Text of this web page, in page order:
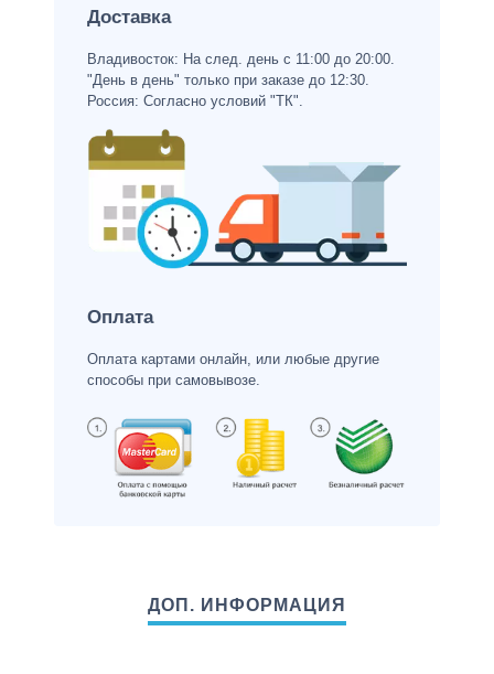
Доставка
Владивосток: На след. день с 11:00 до 20:00.
"День в день" только при заказе до 12:30.
Россия: Согласно условий "ТК".
Оплата
Оплата картами онлайн, или любые другие
способы при самовывозе.